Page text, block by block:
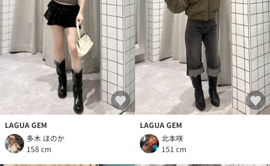
LAGUA GEM
多木 ほのか
158 cm
LAGUA GEM
北本咲
151 cm